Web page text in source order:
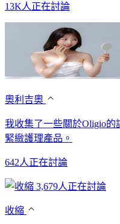
13K人正在討論
奧利吉奧
我收集了一些關於Oligio
緊緻護理產品。
642人正在討論
3,679人正在討論
收縮